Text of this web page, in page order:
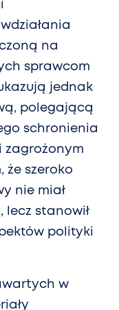
na
sprawcom
jednak
polegającą
schronienia
zagrożonym
że szeroko
nie miał
stanowił
polityki
w